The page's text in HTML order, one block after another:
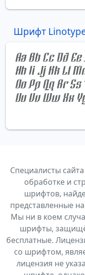
Шрифт
Специалисты
обработке и
шрифтов,
представленные
Мы ни в коем
шрифты,
бесплатные.
со шрифтом,
лицензия не